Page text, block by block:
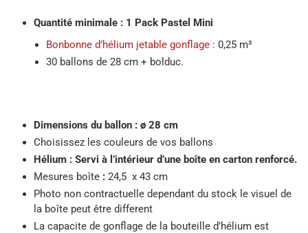
Quantité minimale : 1 Pack Pastel Mini
Bonbonne d’hélium jetable gonflage : 0,25 m³
30 ballons de 28 cm + bolduc.
Dimensions du ballon : ø 28 cm
Choisissez les couleurs de vos ballons
Hélium : Servi à l’intérieur d’une boîte en carton renforcé.
Mesures boîte : 24,5 x 43 cm
Photo non contractuelle dependant du stock le visuel de
la boîte peut être different
La capacite de gonflage de la bouteille d’hélium est